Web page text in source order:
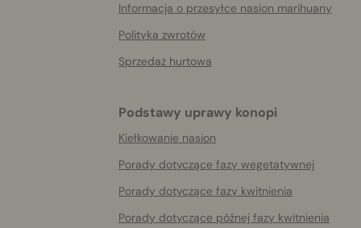
Informacja o przesyłce nasion marihuany
Polityka zwrotów
Sprzedaż hurtowa
Podstawy uprawy konopi
Kiełkowanie nasion
Porady dotyczące fazy wegetatywnej
Porady dotyczące fazy kwitnienia
Porady dotyczące późnej fazy kwitnienia